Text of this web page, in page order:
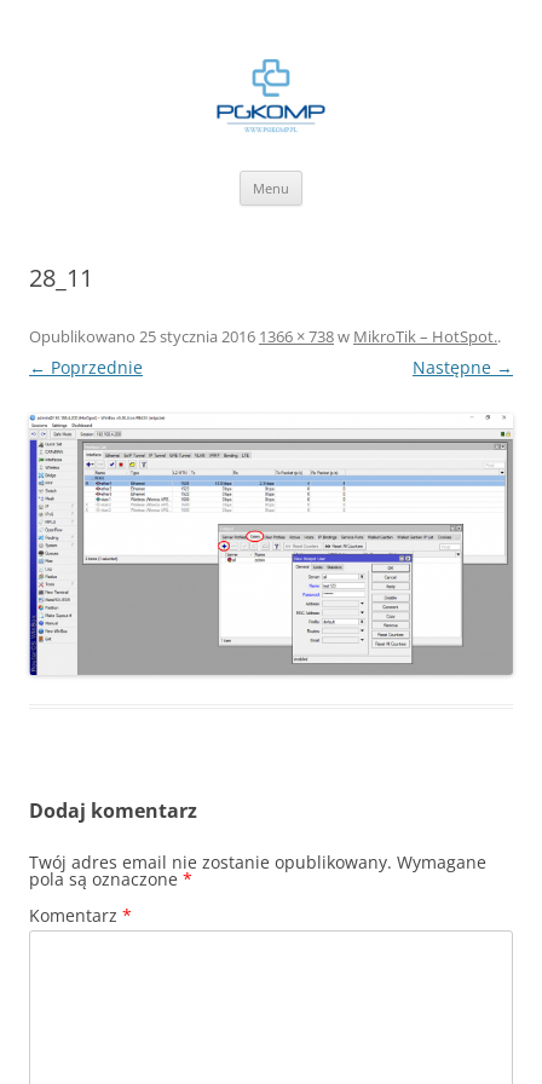
Menu
28_11
Opublikowano 25 stycznia 2016 1366 × 738w MikroTik – HotSpot..
← Poprzednie Następne →
Dodaj komentarz
Twój adres email nie zostanie opublikowany. Wymagane
pola są oznaczone *
Komentarz *